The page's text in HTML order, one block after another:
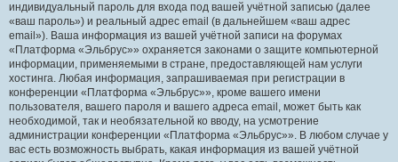
индивидуальный пароль для входа под вашей учётной записью (далее
«ваш пароль») и реальный адрес email (в дальнейшем «ваш адрес
email»). Ваша информация из вашей учётной записи на форумах
«Платформа «Эльбрус»» охраняется законами о защите компьютерной
информации, применяемыми в стране, предоставляющей нам услуги
хостинга. Любая информация, запрашиваемая при регистрации в
конференции «Платформа «Эльбрус»», кроме вашего имени
пользователя, вашего пароля и вашего адреса email, может быть как
необходимой, так и необязательной ко вводу, на усмотрение
администрации конференции «Платформа «Эльбрус»». В любом случае у
вас есть возможность выбрать, какая информация из вашей учётной